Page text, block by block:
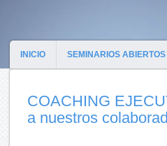
INICIO SEMINARIOS ABIERTOS
COACHING
a nuestros